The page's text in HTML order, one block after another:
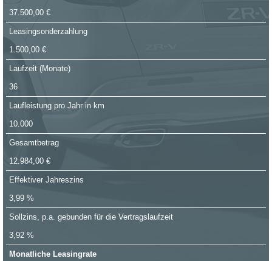
37.500,00 €
Leasingsonderzahlung
1.500,00 €
Laufzeit (Monate)
36
Laufleistung pro Jahr in km
10.000
Gesamtbetrag
12.984,00 €
Effektiver Jahreszins
3,99 %
Sollzins, p.a. gebunden für die Vertragslaufzeit
3,92 %
Monatliche Leasingrate